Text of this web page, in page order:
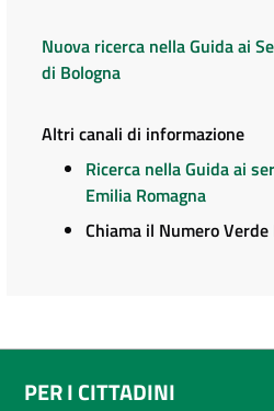
Nuova ricerca nella Guida ai
di Bologna
Altri canali di informazione
Ricerca nella Guida ai
Emilia Romagna
Chiama il Numero
PER I CITTADINI